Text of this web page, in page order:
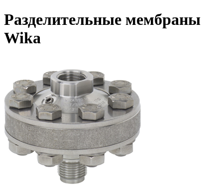
Разделительные мембраны
Wika